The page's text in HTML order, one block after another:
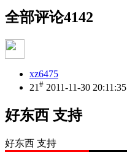
全部评论4142
xz6475
21 # 2011-11-30 20:11:35
好东西 支持
好东西 支持